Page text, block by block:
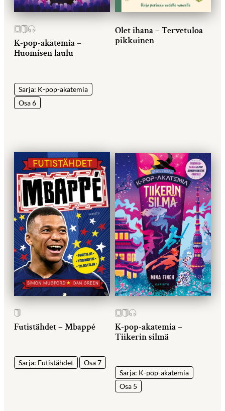
K-pop-akatemia –
Huomisen laulu
Sarja: K-pop-akatemia
Osa 6
Olet ihana – Tervetuloa
pikkuinen
Futistähdet – Mbappé
Sarja: Futistähdet Osa 7
K-pop-akatemia –
Tiikerin silmä
Sarja: K-pop-akatemia
Osa 5